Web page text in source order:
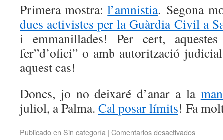
Primera mostra:l’amnistia. Segona
dues activistes per la Guàrdia Civil a
i emmanillades! Per cert,
fer”d’ofici” o amb autorització
aquest cas!
Doncs, jo no deixaré d’anar a la
juliol, a Palma. Cal posar límits! Fa
Publicado en Sin categoría | Comentarios desactivados